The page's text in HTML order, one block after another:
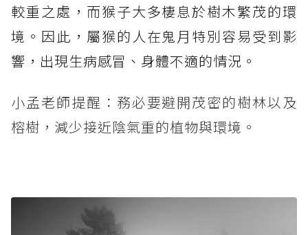
較重之處，而猴子大多棲息於樹木繁茂的環
境。因此，屬猴的人在鬼月特別容易受到影
響，出現生病感冒、身體不適的情況。
小孟老師提醒：務必要避開茂密的樹林以及
榕樹，減少接近陰氣重的植物與環境。